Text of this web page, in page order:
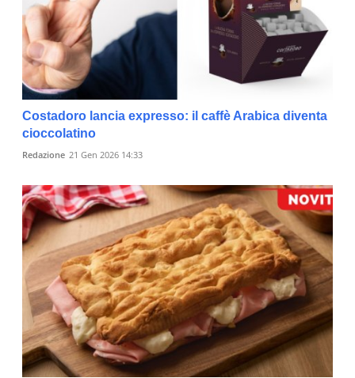
Costadoro lancia expresso: il caffè Arabica diventa
cioccolatino
Redazione 21 Gen 2026 14:33